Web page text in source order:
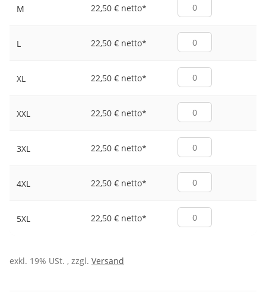
M 22,50 € netto*
L 22,50 € netto*
XL 22,50 € netto*
XXL 22,50 € netto*
3XL 22,50 € netto*
4XL 22,50 € netto*
5XL 22,50 € netto*
exkl. 19% USt. , zzgl. Versand